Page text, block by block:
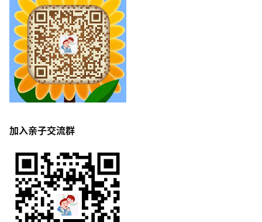
加入亲子交流群